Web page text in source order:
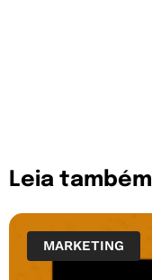
Leia também
MARKETING